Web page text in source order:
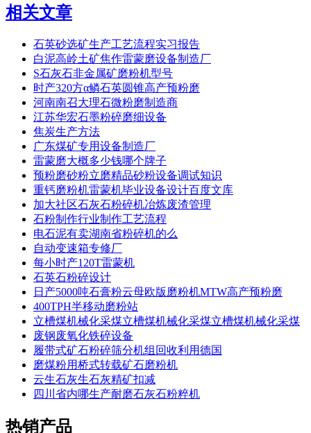
相关文章
石英砂选矿生产工艺流程实习报告
白泥高岭土矿焦作雷蒙磨设备制造厂
S石灰石非金属矿磨粉机型号
时产320方α鳞石英圆锥高产预粉磨
河南南召大理石微粉磨制造商
江苏华宏石墨粉碎磨细设备
焦炭生产方法
广东煤矿专用设备制造厂
雷蒙磨大概多少钱哪个牌子
预粉磨砂粉立磨精品砂粉设备调试知识
重钙磨粉机雷蒙机毕业设备设计百度文库
加大社区石灰石粉碎机冶炼废渣管理
石粉制作行业制作工艺流程
电石泥有卖湖南省粉碎机的么
自动变速箱专修厂
每小时产120T雷蒙机
石英石粉碎设计
日产5000吨石膏粉云母欧版磨粉机MTW高产预粉磨
400TPH半移动磨粉站
立槽煤机械化采煤立槽煤机械化采煤立槽煤机械化采煤
废钢废氧化铁碎设备
履带式矿石粉碎筛分机组回收利用德国
磨煤粉用桥式转载矿石磨粉机
云生石灰生石灰精矿扣减
四川省内哪生产耐磨石灰石粉粹机
热销产品